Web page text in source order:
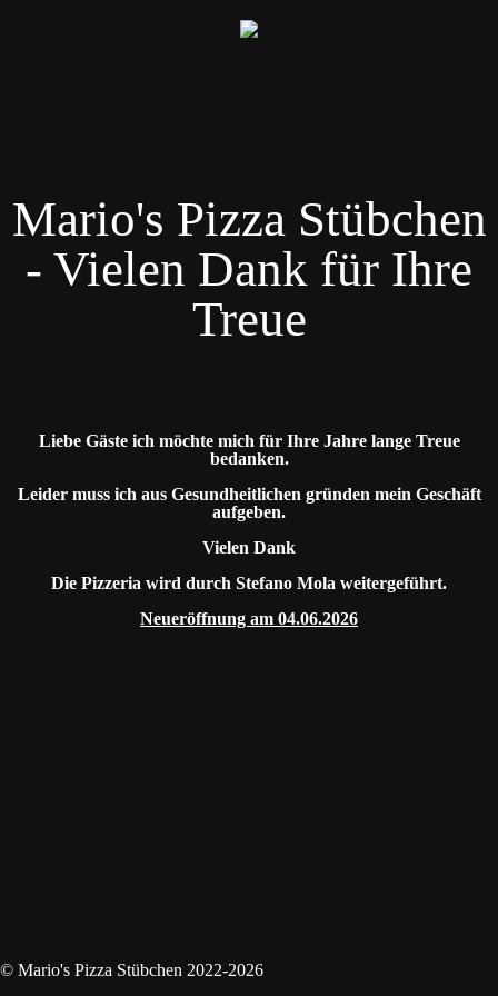
Mario's Pizza Stübchen
- Vielen Dank für Ihre
Treue
Liebe Gäste ich möchte mich für Ihre Jahre lange Treue
bedanken.
Leider muss ich aus Gesundheitlichen gründen mein Geschäft
aufgeben.
Vielen Dank
Die Pizzeria wird durch Stefano Mola weitergeführt.
Neueröffnung am 04.06.2026
© Mario's Pizza Stübchen 2022-2026